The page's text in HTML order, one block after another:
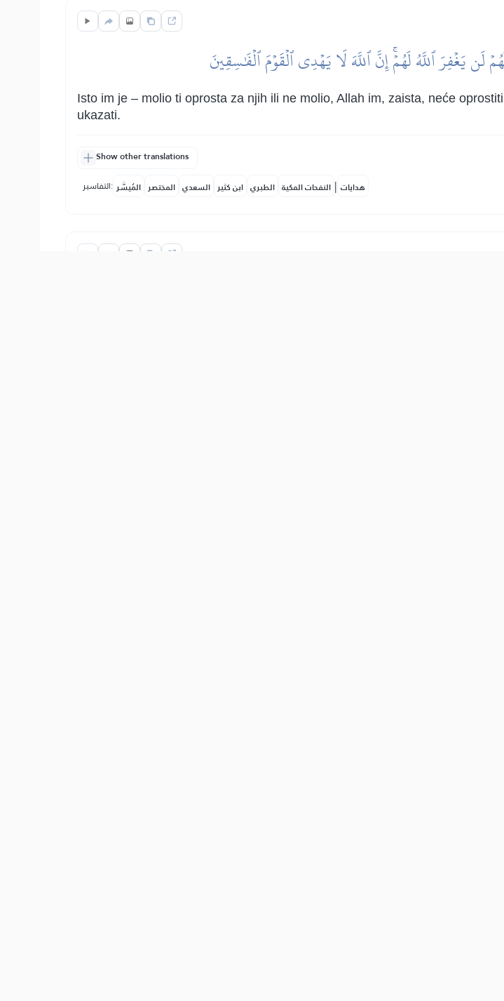
لَن يَغۡفِرَ ٱللَّهُ لَهُمۡۚ إِنَّ ٱللَّهَ لَا يَهۡدِي ٱلۡقَوۡمَ ٱلۡفَٰسِقِينَ
Isto im je – molio ti oprosta za njih ili ne molio, Allah im, zaista, neće
ukazati.
Show other translations
التفاسير: المُيسَّر المختصر السعدي ابن كثير الطبري النفحات المكية | هدايات